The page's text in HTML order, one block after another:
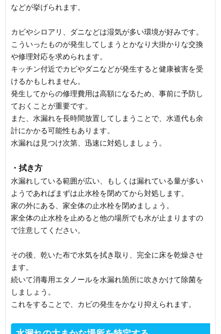
などが挙げられます。
カビやシロアリ、ダニなどは湿気が多い環境が好みです。
こういったものが発生してしまうとかなり大掛かりな交換
や修理対応を求められます。
キッチン付近でカビやダニなどが発生すると健康被害を受
けるかもしれません。
発生してからの修理費用は高額になるため、事前に予防し
ておくことが重要です。
また、水漏れを長時間放置してしまうことで、水道代も余
計にかかる可能性もあります。
水漏れは見つけ次第、迅速に対処しましょう。
・拭き方
水漏れしている範囲が広い、もしくは漏れている量が多い
ようであればまずは止水栓を閉めてから対処します。
家の外にある、家全体の止水栓を閉めましょう。
家全体の止水栓を止めると他の場所でも水が止まりますの
で注意してください。
その後、乾いた布で水気を拭き取り、完全に床を乾燥させ
ます。
続いて消毒用エタノールを水漏れ箇所に吹きかけて除菌を
しましょう。
これをすることで、カビの発生をかなり抑えられます。